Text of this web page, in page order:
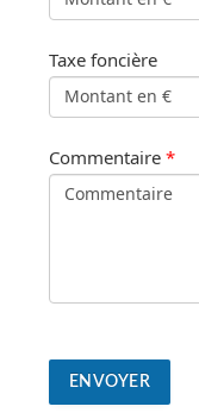
Taxe foncière
Commentaire *